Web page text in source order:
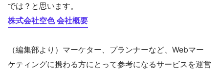
では？と思います。
株式会社空色 会社概要
（編集部より）マーケター、プランナーなど、Webマー
ケティングに携わる方にとって参考になるサービスを運営